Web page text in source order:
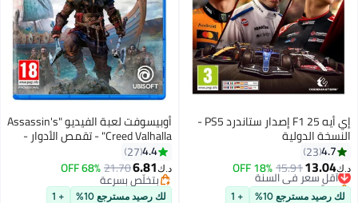
إي أيه F1 25 إصدار ستاندرد PS5 -
النسخة الدولية
4.7
23
د.ك‏13.04
15.91
18% OFF
أقل سعر في السنة
بتخلّص بسرعة
أقل سعر في السنة
لك رصيد مسترجع 10% + 1
أوبيسوفت لعبة الفيديو "Assassin's
Creed Valhalla" - تقمص الأدوار -
playstation_5_ps5
4.4
27
د.ك‏6.81
21.70
68% OFF
بتخلّص بسرعة
بتخلّص بسرعة
لك رصيد مسترجع 10% + 1